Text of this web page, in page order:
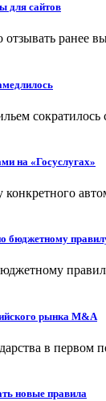
для сайтов
ранее
сократилось
на «Госуслугах»
конкретного
бюджетному
рынка M&A
в первом
новые правила